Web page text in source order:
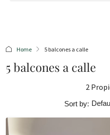
Home 5 balcones a calle
5 balcones a calle
2
Sort by: